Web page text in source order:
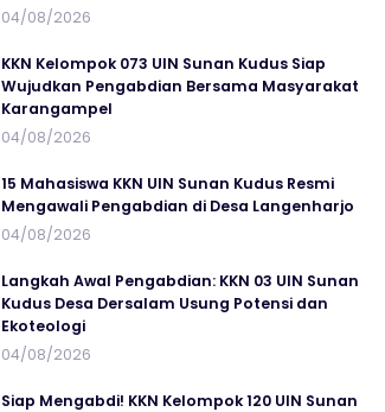
04/08/2026
KKN Kelompok 073 UIN Sunan Kudus Siap
Wujudkan Pengabdian Bersama Masyarakat
Karangampel
04/08/2026
15 Mahasiswa KKN UIN Sunan Kudus Resmi
Mengawali Pengabdian di Desa Langenharjo
04/08/2026
Langkah Awal Pengabdian: KKN 03 UIN Sunan
Kudus Desa Dersalam Usung Potensi dan
Ekoteologi
04/08/2026
Siap Mengabdi! KKN Kelompok 120 UIN Sunan